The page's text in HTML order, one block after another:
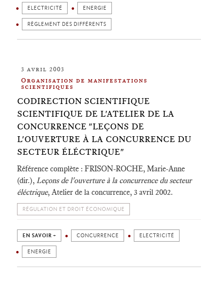
ELECTRICITÉ ENERGIE
RÈGLEMENT DES DIFFÉRENTS
3 avril 2003
Organisation de manifestations
scientifiques
CODIRECTION SCIENTIFIQUE
SCIENTIFIQUE DE L'ATELIER DE LA
CONCURRENCE "LEÇONS DE
L'OUVERTURE À LA CONCURRENCE DU
SECTEUR ÉLÉCTRIQUE"
Référence complète : FRISON-ROCHE, Marie-Anne
(dir.), Leçons de l'ouverture à la concurrence du secteur
éléctrique, Atelier de la concurrence, 3 avril 2002.
RÉGULATION ET DROIT ÉCONOMIQUE
EN SAVOIR + CONCURRENCE ELECTRICITÉ
ENERGIE